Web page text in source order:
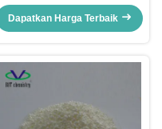
Penyerapan UV jenis
Benzotriazole
Dapatkan Harga Terbaik